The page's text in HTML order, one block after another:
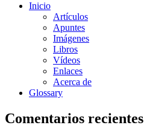
Inicio
Artículos
Apuntes
Imágenes
Libros
Vídeos
Enlaces
Acerca de
Glossary
Comentarios recientes